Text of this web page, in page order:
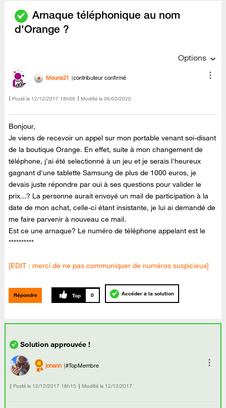
Arnaque téléphonique au nom
d'Orange ?
Options
Meuns21 contributeur confirmé
Posté le ‎12/12/2017 18h08 Modifié le 06/03/2020
Bonjour,
Je viens de recevoir un appel sur mon portable venant soi-disant
de la boutique Orange. En effet, suite à mon changement de
téléphone, j'ai été selectionné à un jeu et je serais l'heureux
gagnant d'une tablette Samsung de plus de 1000 euros, je
devais juste répondre par oui à ses questions pour valider le
prix...? La personne aurait envoyé un mail de participation à la
date de mon achat, celle-ci étant insistante, je lui ai demandé de
me faire parvenir à nouveau ce mail.
Est ce une arnaque? Le numéro de téléphone appelant est le
**********
[EDIT : merci de ne pas communiquer de numéros suspicieux]
Répondre 0 Accéder à la solution
johann #TopMembre
Posté le ‎12/12/2017 18h15 Modifié le 12/12/2017